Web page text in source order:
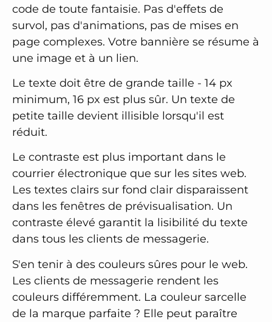
code de toute fantaisie. Pas d'effets de
survol, pas d'animations, pas de mises en
page complexes. Votre bannière se résume à
une image et à un lien.
Le texte doit être de grande taille - 14 px
minimum, 16 px est plus sûr. Un texte de
petite taille devient illisible lorsqu'il est
réduit.
Le contraste est plus important dans le
courrier électronique que sur les sites web.
Les textes clairs sur fond clair disparaissent
dans les fenêtres de prévisualisation. Un
contraste élevé garantit la lisibilité du texte
dans tous les clients de messagerie.
S'en tenir à des couleurs sûres pour le web.
Les clients de messagerie rendent les
couleurs différemment. La couleur sarcelle
de la marque parfaite ? Elle peut paraître